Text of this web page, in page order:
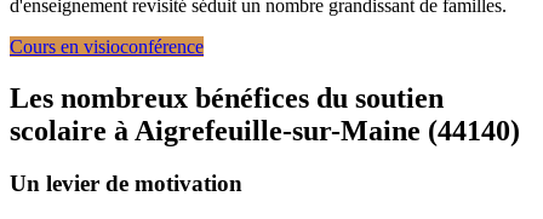
d'enseignement revisité séduit un nombre grandissant de familles.
Cours en visioconférence
Les nombreux bénéfices du soutien
scolaire à Aigrefeuille-sur-Maine (44140)
Un levier de motivation